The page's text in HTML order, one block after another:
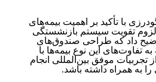
با تأکید بر اهمیت بیمه‌های
تقویت سیستم بازنشستگی
داد که طراحی صندوق‌های
تفاوت‌های این نوع بیمه‌ها با
تجربیات موفق بین‌المللی انجام
به همراه داشته باشد.